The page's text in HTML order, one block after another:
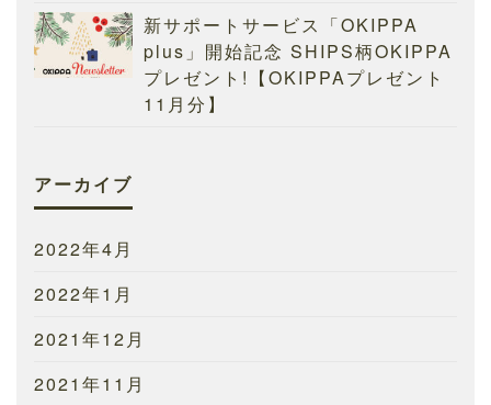
新サポートサービス「OKIPPA
plus」開始記念 SHIPS柄OKIPPA
プレゼント!【OKIPPAプレゼント
11月分】
アーカイブ
2022年4月
2022年1月
2021年12月
2021年11月